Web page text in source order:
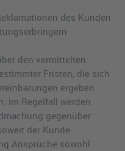
des Kunden
den vermittelten
Fristen, die sich
ergeben
Im Regelfall werden
gegenüber
der Kunde
Ansprüche sowohl